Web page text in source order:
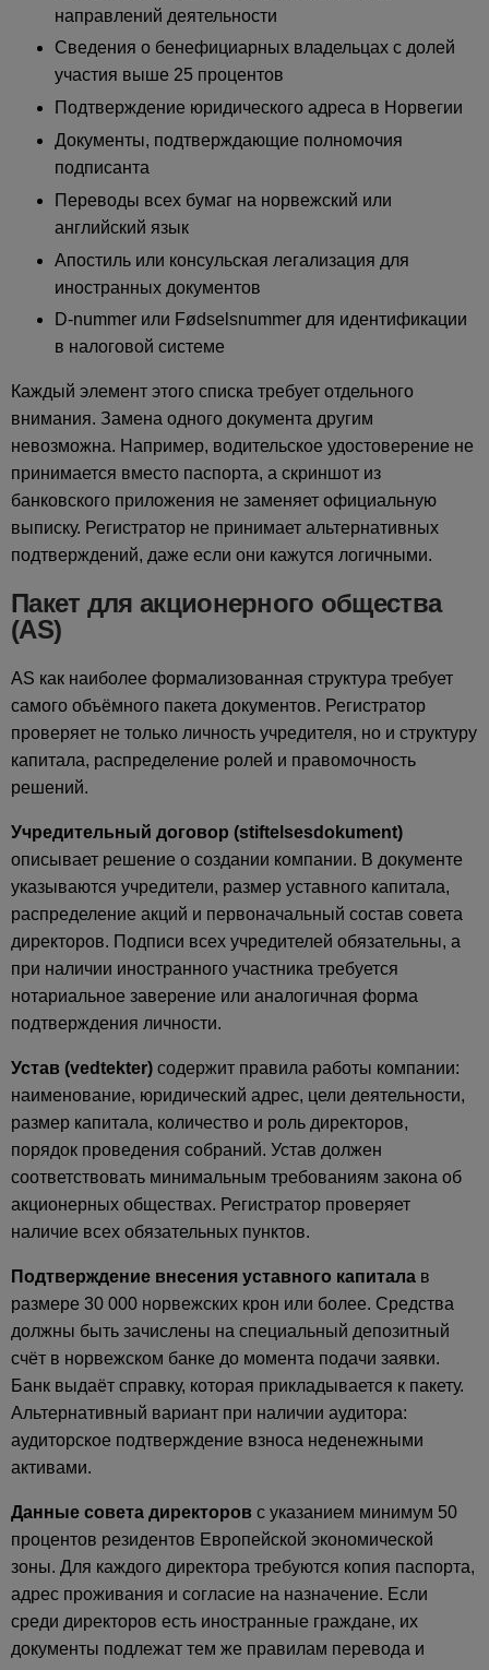
направлений деятельности
Сведения о бенефициарных владельцах с долей
участия выше 25 процентов
Подтверждение юридического адреса в Норвегии
Документы, подтверждающие полномочия
подписанта
Переводы всех бумаг на норвежский или
английский язык
Апостиль или консульская легализация для
иностранных документов
D-nummer или Fødselsnummer для идентификации
в налоговой системе
Каждый элемент этого списка требует отдельного
внимания. Замена одного документа другим
невозможна. Например, водительское удостоверение не
принимается вместо паспорта, а скриншот из
банковского приложения не заменяет официальную
выписку. Регистратор не принимает альтернативных
подтверждений, даже если они кажутся логичными.
Пакет для акционерного общества
(AS)
AS как наиболее формализованная структура требует
самого объёмного пакета документов. Регистратор
проверяет не только личность учредителя, но и структуру
капитала, распределение ролей и правомочность
решений.
Учредительный договор (stiftelsesdokument)
описывает решение о создании компании. В документе
указываются учредители, размер уставного капитала,
распределение акций и первоначальный состав совета
директоров. Подписи всех учредителей обязательны, а
при наличии иностранного участника требуется
нотариальное заверение или аналогичная форма
подтверждения личности.
Устав (vedtekter) содержит правила работы компании:
наименование, юридический адрес, цели деятельности,
размер капитала, количество и роль директоров,
порядок проведения собраний. Устав должен
соответствовать минимальным требованиям закона об
акционерных обществах. Регистратор проверяет
наличие всех обязательных пунктов.
Подтверждение внесения уставного капитала в
размере 30 000 норвежских крон или более. Средства
должны быть зачислены на специальный депозитный
счёт в норвежском банке до момента подачи заявки.
Банк выдаёт справку, которая прикладывается к пакету.
Альтернативный вариант при наличии аудитора:
аудиторское подтверждение взноса неденежными
активами.
Данные совета директоров с указанием минимум 50
процентов резидентов Европейской экономической
зоны. Для каждого директора требуются копия паспорта,
адрес проживания и согласие на назначение. Если
среди директоров есть иностранные граждане, их
документы подлежат тем же правилам перевода и